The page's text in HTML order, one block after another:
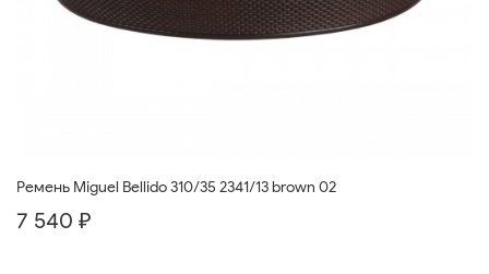
Ремень Miguel Bellido 310/35 2341/13 brown 02
7 540 ₽